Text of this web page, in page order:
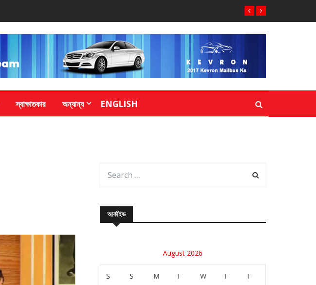
স্বাক্ষাতকার অন্যান্য ENGLISH
আর্কাইভ
August 2026
S S M T W T F